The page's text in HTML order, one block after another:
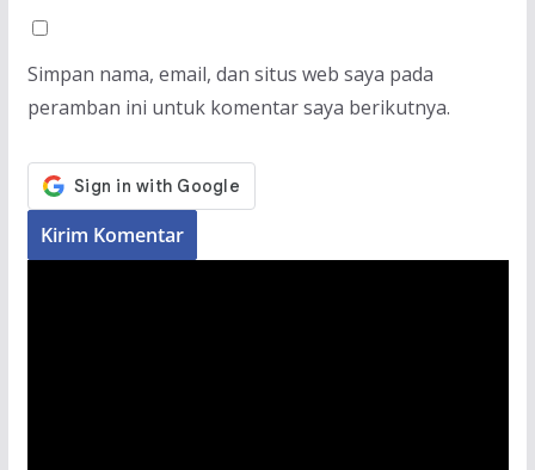
Simpan nama, email, dan situs web saya pada
peramban ini untuk komentar saya berikutnya.